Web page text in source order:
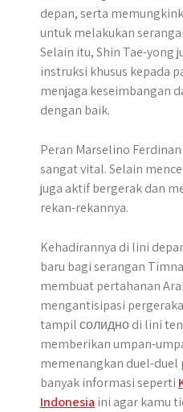
depan, serta
untuk melakukan
Selain itu, Shin Tae-yong
instruksi khusus kepada
menjaga keseimbangan
dengan baik.
Peran Marselino
sangat vital. Selain
juga aktif bergerak dan
rekan-rekannya.
Kehadirannya di lini
baru bagi serangan
membuat pertahanan
mengantisipasi
tampil солидно di lini
memberikan umpan-
memenangkan duel-
banyak informasi seperti
Indonesia ini agar kamu